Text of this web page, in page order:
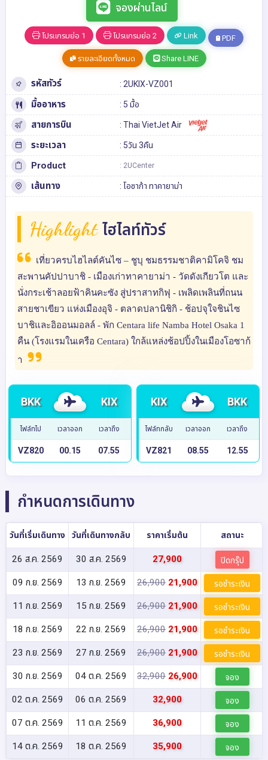
จองผ่านไลน์
โปรแกรมย่อ 1 โปรแกรมย่อ 2 Link PDF
รายละเอียดทั้งหมด Share LINE
รหัสทัวร์ : 2UKIX-VZ001
มื้ออาหาร : 5 มื้อ
สายการบิน : Thai VietJet Air
ระยะเวลา : 5วัน 3คืน
Product : 2UCenter
เส้นทาง : โอซาก้า ทาคายาม่า
Highlight ไฮไลท์ทัวร์
เที่ยวครบไฮไลต์คันไซ – ชูบุ ชมธรรมชาติคามิโคจิ ชม
สะพานคัปปาบาชิ - เมืองเก่าทาคายาม่า - วัดดังเกียวโต และ
นั่งกระเช้าลอยฟ้าคินคะซัง สู่ปราสาทกิฟุ - เพลิดเพลินที่ถนน
สายชาเขียว แห่งเมืองอุจิ - ตลาดปลานิชิกิ - ช้อปจุใจชินไซ
บาชิและอิออนมอลล์ - พัก Centara life Namba Hotel Osaka 1
คืน (โรงแรมในเครือ Centara) ใกล้แหล่งช้อปปิ้งในเมืองโอซาก้
า
BKK KIX
ไฟล์ทไป เวลาออก เวลาถึง
VZ820 00.15 07.55
KIX BKK
ไฟล์ทกลับ เวลาออก เวลาถึง
VZ821 08.55 12.55
กำหนดการเดินทาง
วันที่เริ่มเดินทาง วันที่เดินทางกลับ ราคาเริ่มต้น สถานะ
26 ส.ค. 2569 30 ส.ค. 2569 27,900 ปิดกรุ๊ป
09 ก.ย. 2569 13 ก.ย. 2569 26,900 21,900 รอชำระเงิน
11 ก.ย. 2569 15 ก.ย. 2569 26,900 21,900 รอชำระเงิน
18 ก.ย. 2569 22 ก.ย. 2569 26,900 21,900 รอชำระเงิน
23 ก.ย. 2569 27 ก.ย. 2569 26,900 21,900 รอชำระเงิน
30 ก.ย. 2569 04 ต.ค. 2569 32,900 26,900 จอง
02 ต.ค. 2569 06 ต.ค. 2569 32,900 จอง
07 ต.ค. 2569 11 ต.ค. 2569 36,900 จอง
14 ต.ค. 2569 18 ต.ค. 2569 35,900 จอง